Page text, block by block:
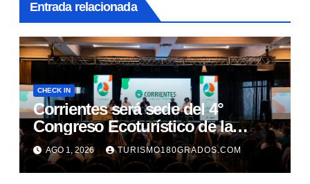
Entrada relacionada
CHECK IN
Corrientes será sede del 4°
Congreso Ecoturístico de la
Región Litoral
AGO 1, 2026 TURISMO180GRADOS.COM